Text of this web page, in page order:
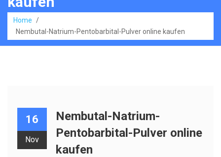
Home
/
Nembutal-Natrium-Pentobarbital-Pulver online kaufen
16
Nov
Nembutal-Natrium-
Pentobarbital-Pulver online
kaufen